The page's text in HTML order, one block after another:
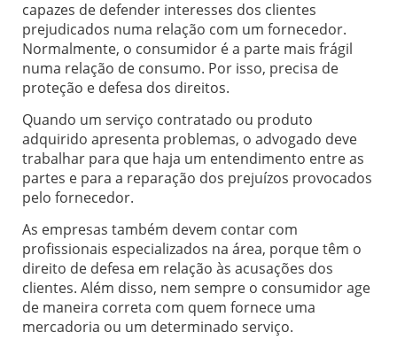
capazes de defender interesses dos clientes
prejudicados numa relação com um fornecedor.
Normalmente, o consumidor é a parte mais frágil
numa relação de consumo. Por isso, precisa de
proteção e defesa dos direitos.
Quando um serviço contratado ou produto
adquirido apresenta problemas, o advogado deve
trabalhar para que haja um entendimento entre as
partes e para a reparação dos prejuízos provocados
pelo fornecedor.
As empresas também devem contar com
profissionais especializados na área, porque têm o
direito de defesa em relação às acusações dos
clientes. Além disso, nem sempre o consumidor age
de maneira correta com quem fornece uma
mercadoria ou um determinado serviço.